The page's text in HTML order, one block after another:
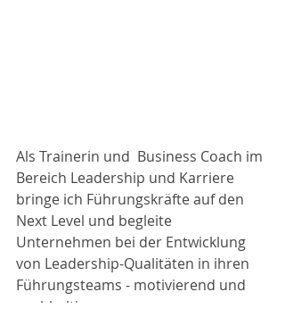
Als Trainerin und  Business Coach im
Bereich Leadership und Karriere
bringe ich Führungskräfte auf den
Next Level und begleite
Unternehmen bei der Entwicklung
von Leadership-Qualitäten in ihren
Führungsteams - motivierend und
nachhaltig.